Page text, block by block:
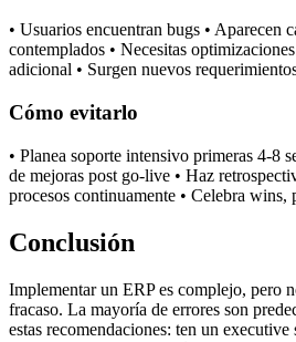
• Usuarios encuentran bugs • Aparecen
contemplados • Necesitas
adicional • Surgen nuevos
Cómo evitarlo
• Planea soporte intensivo primeras 4-8
de mejoras post go-live • Haz
procesos continuamente • Celebra wins,
Conclusión
Implementar un ERP es complejo, pero
fracaso. La mayoría de errores son
estas recomendaciones: ten un